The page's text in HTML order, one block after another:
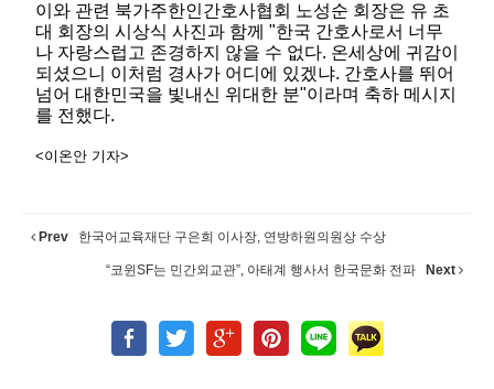
이와 관련 북가주한인간호사협회 노성순 회장은 유 초
대 회장의 시상식 사진과 함께 "한국 간호사로서 너무
나 자랑스럽고 존경하지 않을 수 없다. 온세상에 귀감이
되셨으니 이처럼 경사가 어디에 있겠냐. 간호사를 뛰어
넘어 대한민국을 빛내신 위대한 분"이라며 축하 메시지
를 전했다.
<이온안 기자>
Prev 한국어교육재단 구은희 이사장, 연방하원의원상 수상
“코윈SF는 민간외교관”, 아태계 행사서 한국문화 전파 Next